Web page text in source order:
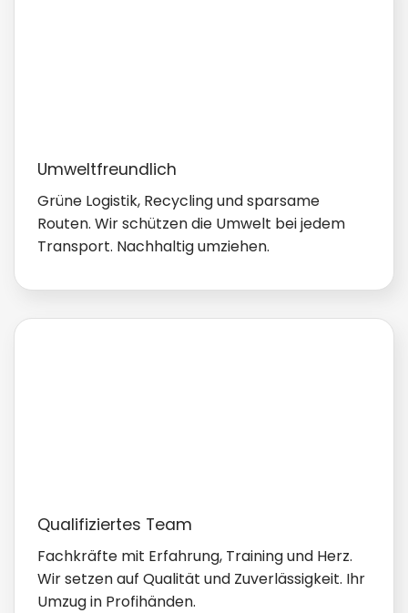
Umweltfreundlich
Grüne Logistik, Recycling und sparsame
Routen. Wir schützen die Umwelt bei jedem
Transport. Nachhaltig umziehen.
Qualifiziertes Team
Fachkräfte mit Erfahrung, Training und Herz.
Wir setzen auf Qualität und Zuverlässigkeit. Ihr
Umzug in Profihänden.